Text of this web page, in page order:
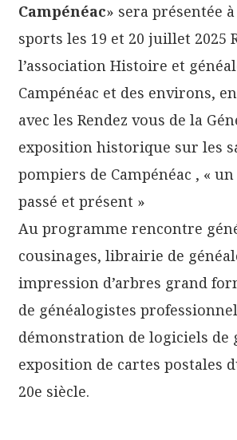
Campénéac» sera présentée
sports les 19 et 20 juillet 2025
l’association Histoire et
Campénéac et des environs,
avec les Rendez vous de la
exposition historique sur les
pompiers de Campénéac , «
passé et présent »
Au programme rencontre
cousinages, librairie de
impression d’arbres grand
de généalogistes
démonstration de logiciels de
exposition de cartes postales
20e siècle.